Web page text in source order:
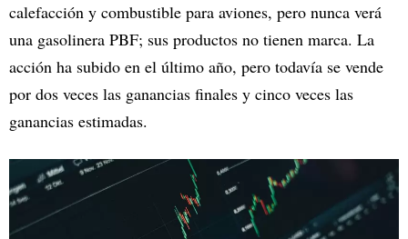
calefacción y combustible para aviones, pero nunca verá
una gasolinera PBF; sus productos no tienen marca. La
acción ha subido en el último año, pero todavía se vende
por dos veces las ganancias finales y cinco veces las
ganancias estimadas.